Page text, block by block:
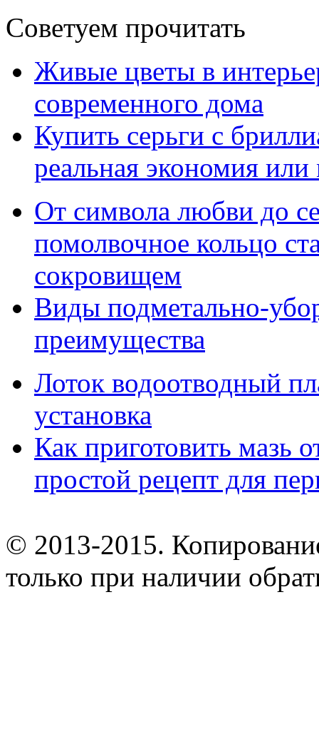
Советуем прочитать
Живые цветы в
современного дома
Купить серьги с
реальная экономия
От символа любви до
помолвочное кольцо
сокровищем
Виды подметально-
преимущества
Лоток водоотводный
установка
Как приготовить мазь
простой рецепт для
© 2013-2015.
только при наличии